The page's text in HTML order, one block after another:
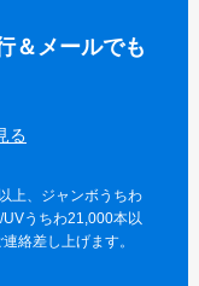
＆メールでも
上、ジャンボうちわ
うちわ21,000本以
絡差し上げます。